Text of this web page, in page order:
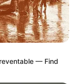
— Find